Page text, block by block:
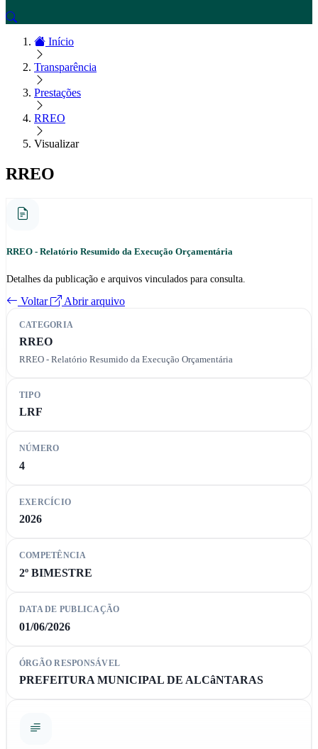
Início
Transparência
Prestações
RREO
Visualizar
RREO
RREO - Relatório Resumido da Execução Orçamentária
Detalhes da publicação e arquivos vinculados para consulta.
Voltar Abrir arquivo
CATEGORIA
RREO
RREO - Relatório Resumido da Execução Orçamentária
TIPO
LRF
NÚMERO
4
EXERCÍCIO
2026
COMPETÊNCIA
2º BIMESTRE
DATA DE PUBLICAÇÃO
01/06/2026
ÓRGÃO RESPONSÁVEL
PREFEITURA MUNICIPAL DE ALCâNTARAS